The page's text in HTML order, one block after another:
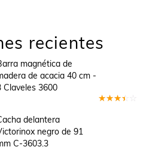
recientes
magnética de
de acacia 40 cm -
Claveles 3600
delantera
negro de 91
C-3603.3